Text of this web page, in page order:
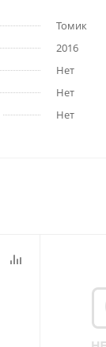
Томик
2016
Нет
Нет
Нет